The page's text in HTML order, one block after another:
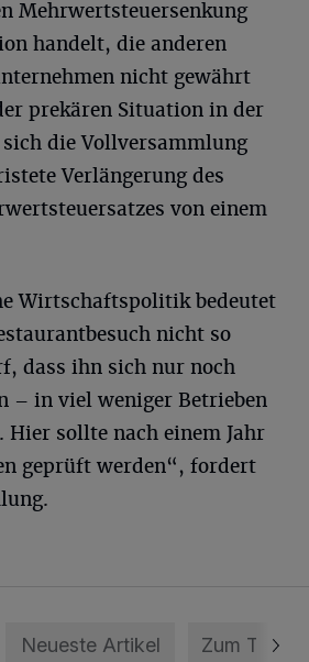
Mehrwertsteuersenkung
handelt, die anderen
nicht gewährt
prekären Situation in der
sich die Vollversammlung
Verlängerung des
von einem
Wirtschaftspolitik bedeutet
nicht so
dass ihn sich nur noch
– in viel weniger Betrieben
Hier sollte nach einem Jahr
geprüft werden“, fordert
Neueste Artikel Zum Thema